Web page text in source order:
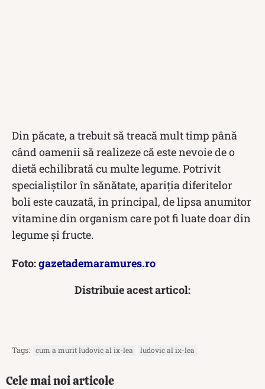
Din păcate, a trebuit să treacă mult timp până
când oamenii să realizeze că este nevoie de o
dietă echilibrată cu multe legume. Potrivit
specialiștilor în sănătate, apariția diferitelor
boli este cauzată, în principal, de lipsa anumitor
vitamine din organism care pot fi luate doar din
legume și fructe.
Foto:gazetademaramures.ro
Distribuie acest articol:
Tags: cum a murit ludovic al ix-lea ludovic al ix-lea
Cele mai noi articole